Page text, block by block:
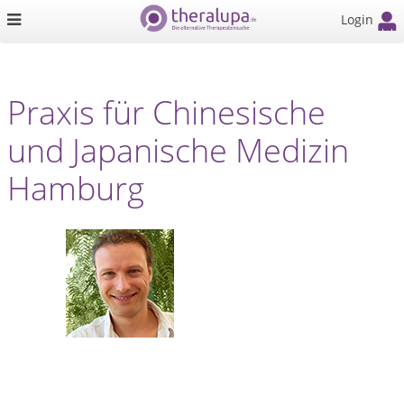
Login
Praxis für Chinesische
und Japanische Medizin
Hamburg